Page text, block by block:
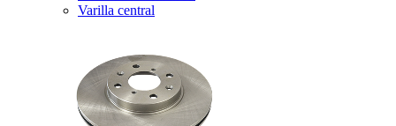
Varilla central